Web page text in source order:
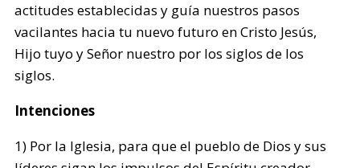
actitudes establecidas y guía nuestros pasos
vacilantes hacia tu nuevo futuro en Cristo Jesús,
Hijo tuyo y Señor nuestro por los siglos de los
siglos.
Intenciones
1) Por la Iglesia, para que el pueblo de Dios y sus